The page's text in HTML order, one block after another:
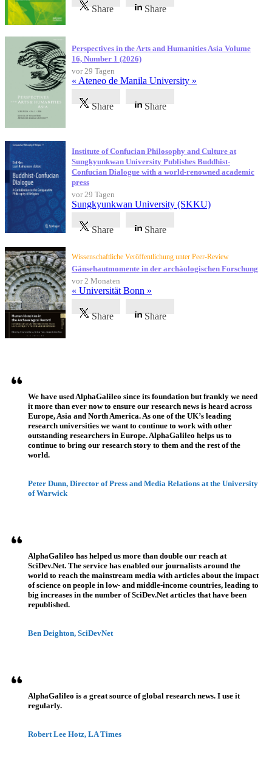
Share Share
Perspectives in the Arts and Humanities Asia Volume
16, Number 1 (2026)
vor 29 Tagen
« Ateneo de Manila University »
Share Share
Institute of Confucian Philosophy and Culture at
Sungkyunkwan University Publishes Buddhist-
Confucian Dialogue with a world-renowned academic
press
vor 29 Tagen
Sungkyunkwan University (SKKU)
Share Share
Wissenschaftliche Veröffentlichung unter Peer-Review
Gänsehautmomente in der archäologischen Forschung
vor 2 Monaten
« Universität Bonn »
Share Share
We have used AlphaGalileo since its foundation but frankly we need
it more than ever now to ensure our research news is heard across
Europe, Asia and North America. As one of the UK’s leading
research universities we want to continue to work with other
outstanding researchers in Europe. AlphaGalileo helps us to
continue to bring our research story to them and the rest of the
world.
Peter Dunn, Director of Press and Media Relations at the University
of Warwick
AlphaGalileo has helped us more than double our reach at
SciDev.Net. The service has enabled our journalists around the
world to reach the mainstream media with articles about the impact
of science on people in low- and middle-income countries, leading to
big increases in the number of SciDev.Net articles that have been
republished.
Ben Deighton, SciDevNet
AlphaGalileo is a great source of global research news. I use it
regularly.
Robert Lee Hotz, LA Times